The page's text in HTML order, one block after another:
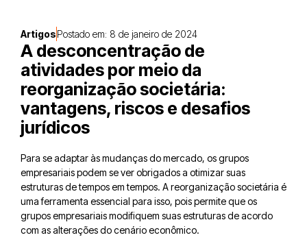
ArtigosPostado em: 8 de janeiro de 2024
A desconcentração de
atividades por meio da
reorganização societária:
vantagens, riscos e desafios
jurídicos
Para se adaptar às mudanças do mercado, os grupos
empresariais podem se ver obrigados a otimizar suas
estruturas de tempos em tempos. A reorganização societária é
uma ferramenta essencial para isso, pois permite que os
grupos empresariais modifiquem suas estruturas de acordo
com as alterações do cenário econômico.